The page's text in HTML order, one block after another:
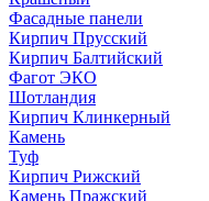
Фасадные панели
Кирпич Прусский
Кирпич Балтийский
Фагот ЭКО
Шотландия
Кирпич Клинкерный
Камень
Туф
Кирпич Рижский
Камень Пражский